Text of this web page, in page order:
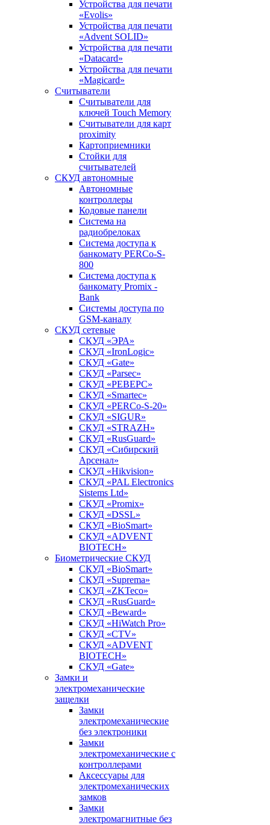
Устройства для печати
«Evolis»
Устройства для печати
«Advent SOLID»
Устройства для печати
«Datacard»
Устройства для печати
«Magicard»
Считыватели
Считыватели для
ключей Touch Memory
Считыватели для карт
proximity
Картоприемники
Стойки для
считывателей
СКУД автономные
Автономные
контроллеры
Кодовые панели
Система на
радиобрелоках
Система доступа к
банкомату PERCo-S-
800
Система доступа к
банкомату Promix -
Bank
Системы доступа по
GSM-каналу
СКУД сетевые
СКУД «ЭРА»
СКУД «IronLogic»
СКУД «Gate»
СКУД «Parsec»
СКУД «РЕВЕРС»
СКУД «Smartec»
СКУД «PERCo-S-20»
СКУД «SIGUR»
СКУД «STRAZH»
СКУД «RusGuard»
СКУД «Сибирский
Арсенал»
СКУД «Hikvision»
СКУД «PAL Electronics
Sistems Ltd»
СКУД «Promix»
СКУД «DSSL»
СКУД «BioSmart»
СКУД «ADVENT
BIOTECH»
Биометрические СКУД
СКУД «BioSmart»
СКУД «Suprema»
СКУД «ZKTeco»
СКУД «RusGuard»
СКУД «Beward»
СКУД «HiWatch Pro»
СКУД «CTV»
СКУД «ADVENT
BIOTECH»
СКУД «Gate»
Замки и
электромеханические
защелки
Замки
электромеханические
без электроники
Замки
электромеханические с
контроллерами
Аксессуары для
электромеханических
замков
Замки
электромагнитные без